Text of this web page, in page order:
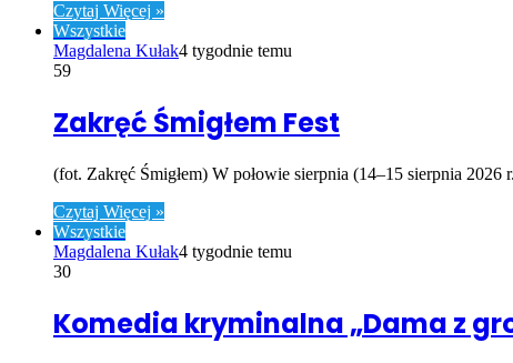
Czytaj Więcej »
Wszystkie
Magdalena Kułak4 tygodnie temu
59
Zakręć Śmigłem Fest
(fot. Zakręć Śmigłem) W połowie sierpnia (14–15 sierpnia
Czytaj Więcej »
Wszystkie
Magdalena Kułak4 tygodnie temu
30
Komedia kryminalna „Dama z